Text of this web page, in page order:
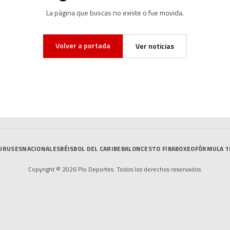
La página que buscas no existe o fue movida.
Volver a portada Ver noticias
NACIONALESBÉISBOL DEL CARIBEBALONCESTO FIBABOXEOFÓRMULA 1
Copyright © 2026 Pio Deportes. Todos los derechos reservados.